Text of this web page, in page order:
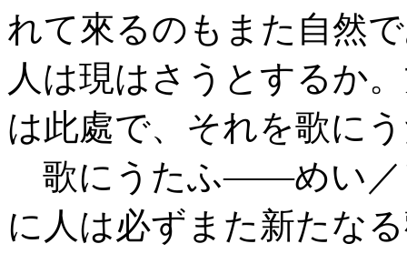
れて來るのもまた自然
人は現はさうとするか
は此處で、それを歌に
歌にうたふ——めい／
に人は必ずまた新たな